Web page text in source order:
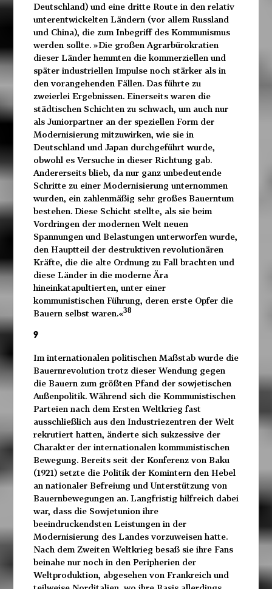
Deutschland) und eine dritte Route in den relativ
unterentwickelten Ländern (vor allem Russland
und China), die zum Inbegriff des Kommunismus
werden sollte. »Die großen Agrarbürokratien
dieser Länder hemmten die kommerziellen und
später industriellen Impulse noch stärker als in
den vorangehenden Fällen. Das führte zu
zweierlei Ergebnissen. Einerseits waren die
städtischen Schichten zu schwach, um auch nur
als Juniorpartner an der speziellen Form der
Modernisierung mitzuwirken, wie sie in
Deutschland und Japan durchgeführt wurde,
obwohl es Versuche in dieser Richtung gab.
Andererseits blieb, da nur ganz unbedeutende
Schritte zu einer Modernisierung unternommen
wurden, ein zahlenmäßig sehr großes Bauerntum
bestehen. Diese Schicht stellte, als sie beim
Vordringen der modernen Welt neuen
Spannungen und Belastungen unterworfen wurde,
den Hauptteil der destruktiven revolutionären
Kräfte, die die alte Ordnung zu Fall brachten und
diese Länder in die moderne Ära
hineinkatapultierten, unter einer
kommunistischen Führung, deren erste Opfer die
Bauern selbst waren.«38
9
Im internationalen politischen Maßstab wurde die
Bauernrevolution trotz dieser Wendung gegen
die Bauern zum größten Pfand der sowjetischen
Außenpolitik. Während sich die Kommunistischen
Parteien nach dem Ersten Weltkrieg fast
ausschließlich aus den Industriezentren der Welt
rekrutiert hatten, änderte sich sukzessive der
Charakter der internationalen kommunistischen
Bewegung. Bereits seit der Konferenz von Baku
(1921) setzte die Politik der Komintern den Hebel
an nationaler Befreiung und Unterstützung von
Bauernbewegungen an. Langfristig hilfreich dabei
war, dass die Sowjetunion ihre
beeindruckendsten Leistungen in der
Modernisierung des Landes vorzuweisen hatte.
Nach dem Zweiten Weltkrieg besaß sie ihre Fans
beinahe nur noch in den Peripherien der
Weltproduktion, abgesehen von Frankreich und